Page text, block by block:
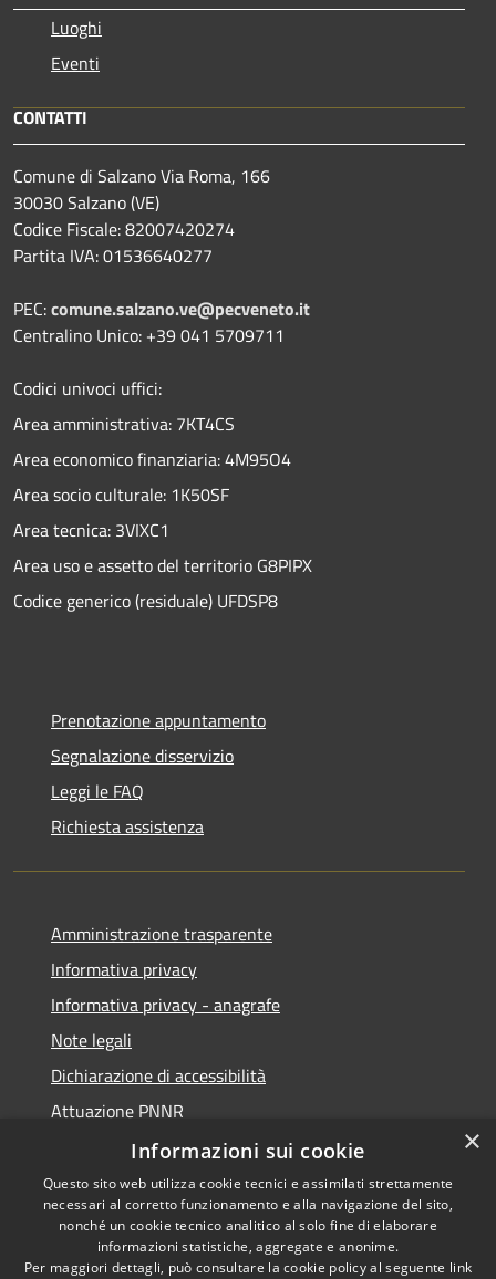
Luoghi
Eventi
CONTATTI
Comune di Salzano Via Roma, 166
30030 Salzano (VE)
Codice Fiscale: 82007420274
Partita IVA: 01536640277
PEC:comune.salzano.ve@pecveneto.it
Centralino Unico: +39 041 5709711
Codici univoci uffici:
Area amministrativa: 7KT4CS
Area economico finanziaria: 4M95O4
Area socio culturale: 1K50SF
Area tecnica: 3VIXC1
Area uso e assetto del territorio G8PIPX
Codice generico (residuale) UFDSP8
Prenotazione appuntamento
Segnalazione disservizio
Leggi le FAQ
Richiesta assistenza
Amministrazione trasparente
Informativa privacy
Informativa privacy - anagrafe
Note legali
Dichiarazione di accessibilità
Attuazione PNNR
Whistleblowing
RSS
Copyright © 2026 • Comune di
×
Informazioni sui cookie
Questo sito web utilizza cookie tecnici e assimilati strettamente
necessari al corretto funzionamento e alla navigazione del sito,
nonché un cookie tecnico analitico al solo fine di elaborare
informazioni statistiche, aggregate e anonime.
Per maggiori dettagli, può consultare la cookie policy al seguente link